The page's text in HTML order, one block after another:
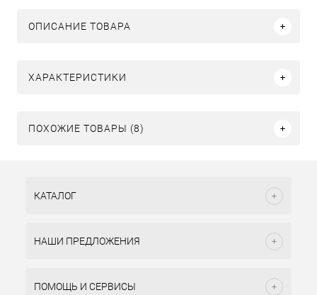
ОПИСАНИЕ ТОВАРА
ХАРАКТЕРИСТИКИ
ПОХОЖИЕ ТОВАРЫ (8)
КАТАЛОГ
НАШИ ПРЕДЛОЖЕНИЯ
ПОМОЩЬ И СЕРВИСЫ